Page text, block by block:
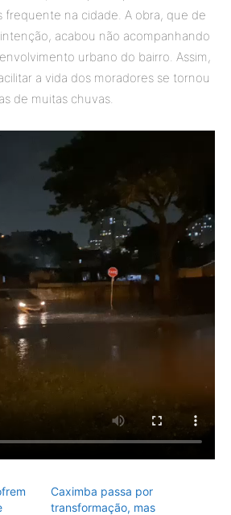
frequente na cidade. A obra, que de
acabou não acompanhando
urbano do bairro. Assim,
a vida dos moradores se tornou
de muitas chuvas.
Caximba passa por
transformação, mas